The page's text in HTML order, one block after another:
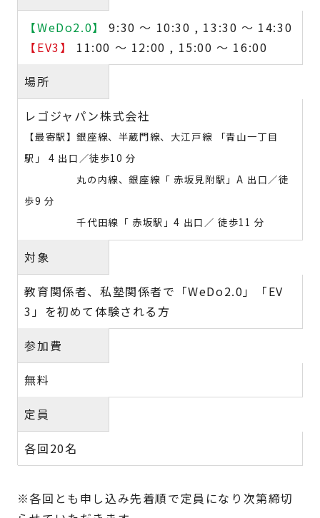
【WeDo2.0】
9:30 ～ 10:30 , 13:30 ～ 14:30
【EV3】
11:00 ～ 12:00 , 15:00 ～ 16:00
場所
レゴジャパン株式会社
【最寄駅】銀座線、半蔵門線、大江戸線 「青山一丁目
駅」 4 出口／徒歩10 分
丸の内線、銀座線「 赤坂見附駅」A 出口／徒
歩9 分
千代田線「 赤坂駅」4 出口／ 徒歩11 分
対象
教育関係者、私塾関係者で「WeDo2.0」「EV
3」を初めて体験される方
参加費
無料
定員
各回20名
※各回とも申し込み先着順で定員になり次第締切